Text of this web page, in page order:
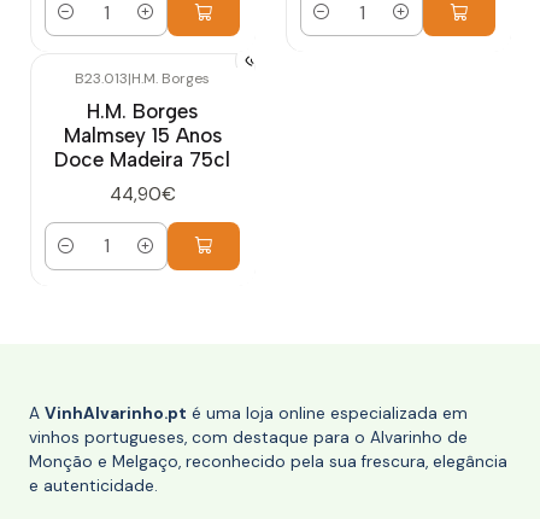
Quantidade Quantidade
B23.013|H.M. Borges
H.M. Borges
Malmsey 15 Anos
Doce Madeira 75cl
44,90€
Quantidade
A VinhAlvarinho.pt é uma loja online especializada em
vinhos portugueses, com destaque para o Alvarinho de
Monção e Melgaço, reconhecido pela sua frescura, elegância
e autenticidade.